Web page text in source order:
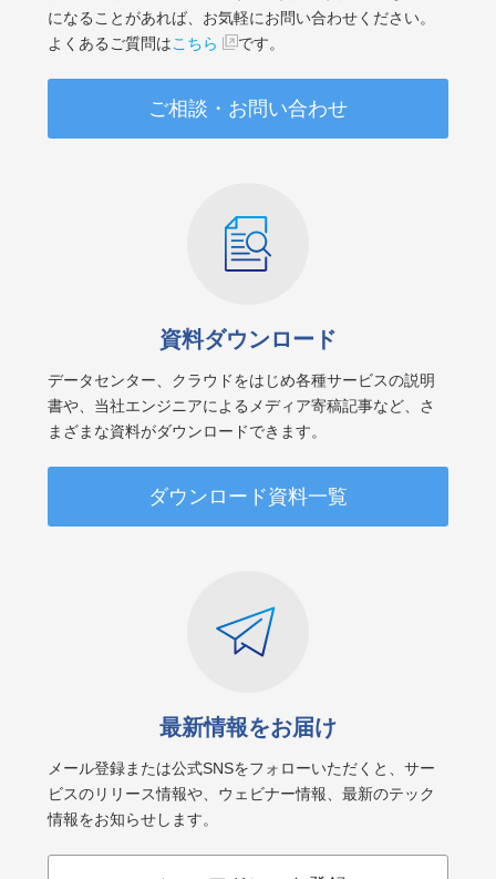
になることがあれば、お気軽にお問い合わせください。
よくあるご質問はこちら です。
ご相談・お問い合わせ
資料ダウンロード
データセンター、クラウドをはじめ各種サービスの説明
書や、当社エンジニアによるメディア寄稿記事など、さ
まざまな資料がダウンロードできます。
ダウンロード資料一覧
最新情報をお届け
メール登録または公式SNSをフォローいただくと、サー
ビスのリリース情報や、ウェビナー情報、最新のテック
情報をお知らせします。